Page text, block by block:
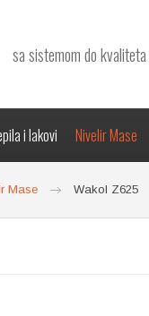
sa sistemom do kvaliteta
i lakovi Nivelir Mase
Mase Wakol Z625